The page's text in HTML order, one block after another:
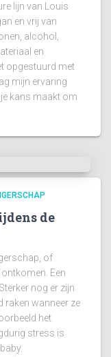
lijn van Louis
en vrij van
alcohol,
en
opgestuurd met
mijn ervaring
kans maakt om
de
of
Een
nog er zijn
raken wanneer ze
het
stress is